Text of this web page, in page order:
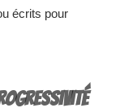
écrits pour